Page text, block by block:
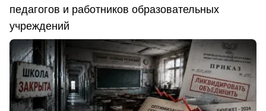
педагогов и работников образовательных
учреждений